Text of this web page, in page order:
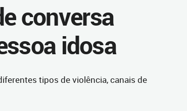
conversa
idosa
tipos de violência, canais de